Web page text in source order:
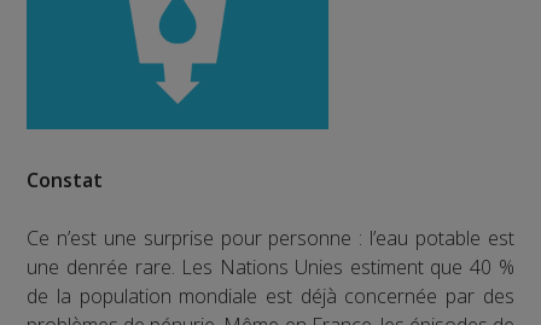
Constat
Ce n’est une surprise pour personne : l’eau potable est
une denrée rare. Les Nations Unies estiment que 40 %
de la population mondiale est déjà concernée par des